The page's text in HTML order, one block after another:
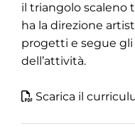
il triangolo scaleno
ha la direzione
progetti e segue
dell’attività.
Scarica il